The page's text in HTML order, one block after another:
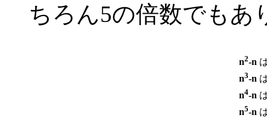
ちろん5の倍数でもあ
n2-n
n3-n
n4-n
n5-n